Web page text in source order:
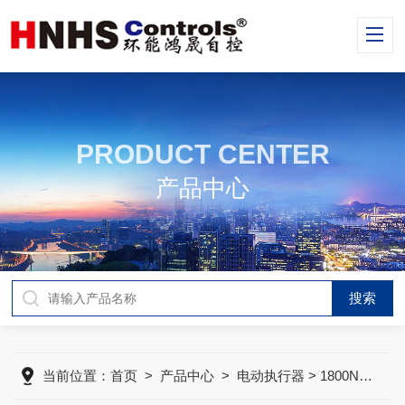
PRODUCT CENTER
产品中心
当前位置：首页 > 产品中心 > 电动执行器 > 1800N/3000N 电动驱动器